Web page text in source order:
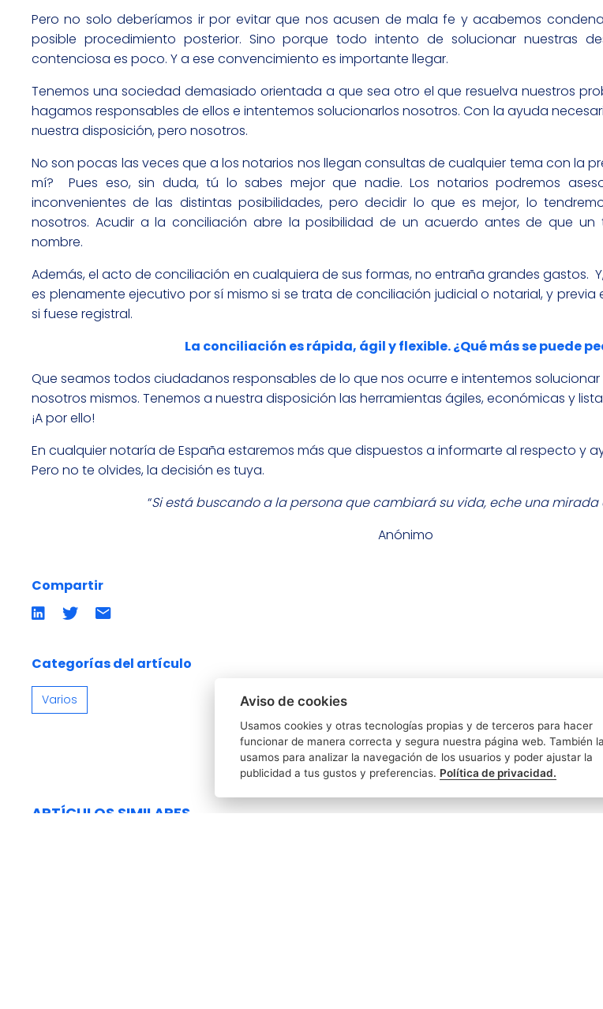
Pero no solo deberíamos ir por evitar que nos acusen de mala fe y acabemos
posible procedimiento posterior. Sino porque todo intento de solucionar nuestras
contenciosa es poco. Y a ese convencimiento es importante llegar.
Tenemos una sociedad demasiado orientada a que sea otro el que resuelva nuestros
hagamos responsables de ellos e intentemos solucionarlos nosotros. Con la ayuda
nuestra disposición, pero nosotros.
No son pocas las veces que a los notarios nos llegan consultas de cualquier tema con la
mí? Pues eso, sin duda, tú lo sabes mejor que nadie. Los notarios podremos
inconvenientes de las distintas posibilidades, pero decidir lo que es mejor, lo
nosotros. Acudir a la conciliación abre la posibilidad de un acuerdo antes de que un
nombre.
Además, el acto de conciliación en cualquiera de sus formas, no entraña grandes gastos.
es plenamente ejecutivo por sí mismo si se trata de conciliación judicial o notarial, y
si fuese registral.
La conciliación es rápida, ágil y flexible. ¿Qué más se puede
Que seamos todos ciudadanos responsables de lo que nos ocurre e intentemos
nosotros mismos. Tenemos a nuestra disposición las herramientas ágiles, económicas y
¡A por ello!
En cualquier notaría de España estaremos más que dispuestos a informarte al respecto y
Pero no te olvides, la decisión es tuya.
“Si está buscando a la persona que cambiará su vida, eche una mirada
Anónimo
Compartir
Compartir
en
Compartir
en
Compartir
por
email
Categorías del artículo
Varios
ARTÍCULOS SIMILARES
Aviso de cookies
Usamos cookies y otras tecnologías propias y de terceros para hacer
funcionar de manera correcta y segura nuestra página web. También
usamos para analizar la navegación de los usuarios y poder ajustar la
publicidad a tus gustos y preferencias. Política de privacidad.